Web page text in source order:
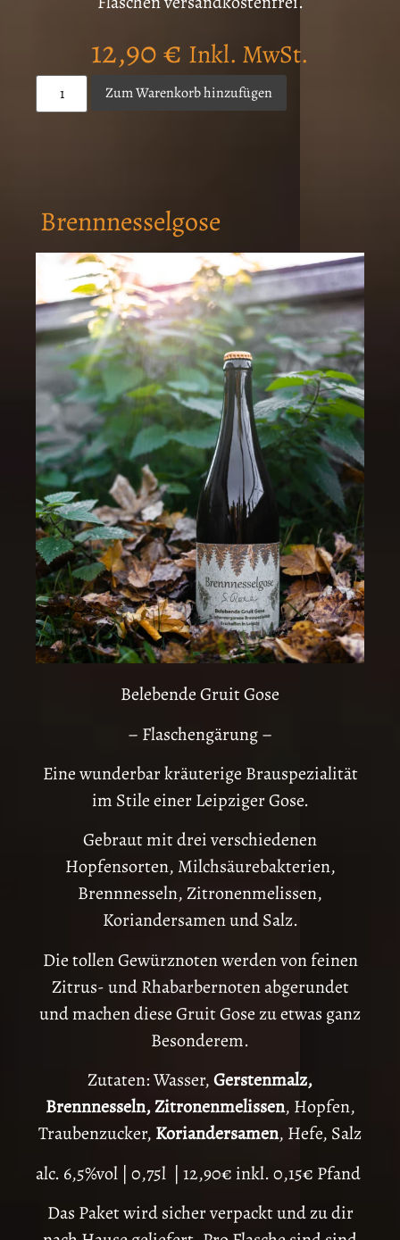
12,90€ Inkl. MwSt.
Zum Warenkorb hinzufügen
Brennnesselgose
Belebende Gruit Gose
– Flaschengärung –
Eine wunderbar kräuterige Brauspezialität
im Stile einer Leipziger Gose.
Gebraut mit drei verschiedenen
Hopfensorten, Milchsäurebakterien,
Brennnesseln, Zitronenmelissen,
Koriandersamen und Salz.
Die tollen Gewürznoten werden von feinen
Zitrus- und Rhabarbernoten abgerundet
und machen diese Gruit Gose zu etwas ganz
Besonderem.
Zutaten: Wasser,Gerstenmalz,
Brennnesseln, Zitronenmelissen, Hopfen,
Traubenzucker, Koriandersamen, Hefe, Salz
alc. 6,5%vol | 0,75l | 12,90€ inkl. 0,15€ Pfand
Das Paket wird sicher verpackt und zu dir